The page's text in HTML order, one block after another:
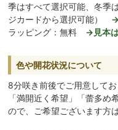
季はすべて選択可能、冬季
ジカードから選択可能）
ラッピング：無料 →見本
色や開花状況について
8分咲き前後でご用意してお
「満開近く希望」「蕾多め
ので、ご希望ございます方